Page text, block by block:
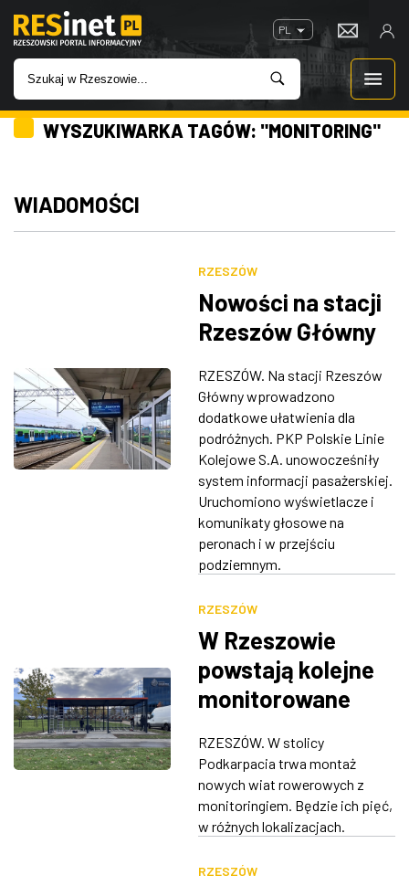
PL
WIADOMOŚCI
INWESTYCJE
GASTRONOMIA
ZDJĘCIA
WYSZUKIWARKA TAGÓW: "MONITORING"
WIADOMOŚCI
RZESZÓW
Nowości na stacji
Rzeszów Główny
RZESZÓW. Na stacji Rzeszów
Główny wprowadzono
dodatkowe ułatwienia dla
podróżnych. PKP Polskie Linie
Kolejowe S.A. unowocześniły
system informacji pasażerskiej.
Uruchomiono wyświetlacze i
komunikaty głosowe na
peronach i w przejściu
podziemnym.
RZESZÓW
W Rzeszowie
powstają kolejne
monitorowane
[ZDJĘCIA]
RZESZÓW. W stolicy
Podkarpacia trwa montaż
nowych wiat rowerowych z
monitoringiem. Będzie ich pięć,
w różnych lokalizacjach.
RZESZÓW